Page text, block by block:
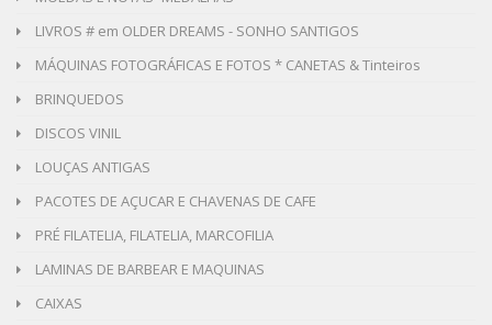
LIVROS # em OLDER DREAMS - SONHO SANTIGOS
MÁQUINAS FOTOGRÁFICAS E FOTOS * CANETAS & Tinteiros
BRINQUEDOS
DISCOS VINIL
LOUÇAS ANTIGAS
PACOTES DE AÇUCAR E CHAVENAS DE CAFE
PRÉ FILATELIA, FILATELIA, MARCOFILIA
LAMINAS DE BARBEAR E MAQUINAS
CAIXAS